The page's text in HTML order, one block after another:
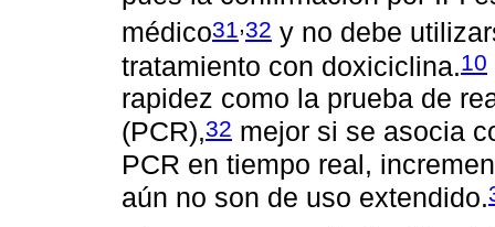
médico31 ,32 y no debe
tratamiento con doxiciclina.10
rapidez como la prueba de
(PCR),32 mejor si se asocia
PCR en tiempo real,
aún no son de uso extendido.